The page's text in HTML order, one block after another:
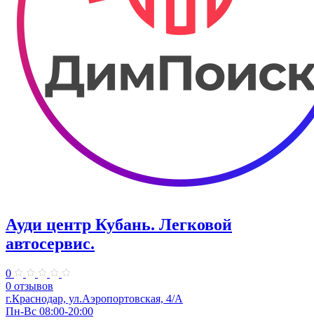
Ауди центр Кубань. ​Легковой
автосервис.
0
0 отзывов
г.Краснодар, ул.Аэропортовская, 4/А
Пн-Вс 08:00-20:00